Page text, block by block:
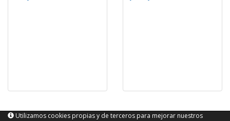
Utilizamos cookies propias y de terceros para mejorar nuestros